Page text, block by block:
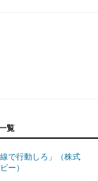
覧
で行動しろ」（株式
ー）